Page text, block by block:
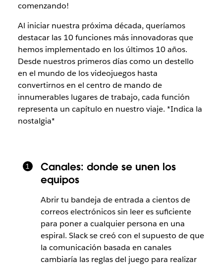
comenzando!
Al iniciar nuestra próxima década, queríamos
destacar las 10 funciones más innovadoras que
hemos implementado en los últimos 10 años.
Desde nuestros primeros días como un destello
en el mundo de los videojuegos hasta
convertirnos en el centro de mando de
innumerables lugares de trabajo, cada función
representa un capítulo en nuestro viaje. *Indica la
nostalgia*
Canales: donde se unen los
equipos
Abrir tu bandeja de entrada a cientos de
correos electrónicos sin leer es suficiente
para poner a cualquier persona en una
espiral. Slack se creó con el supuesto de que
la comunicación basada en canales
cambiaría las reglas del juego para realizar